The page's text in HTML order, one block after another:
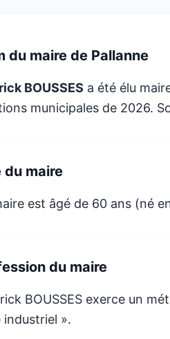
du maire de Pallanne
BOUSSES a été élu
municipales de 2026.
du maire
est âgé de 60 ans (né
du maire
BOUSSES exerce un
industriel ».